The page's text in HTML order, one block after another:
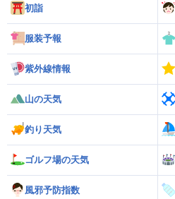
初詣
服装予報
紫外線情報
山の天気
釣り天気
ゴルフ場の天気
風邪予防指数